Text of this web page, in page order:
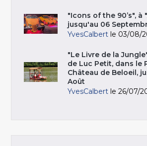
"Icons of the 90’s", à
jusqu'au 06
YvesCalbert le 03/08/
"Le Livre de la
de Luc Petit, dans le
Château de Beloeil,
Août
YvesCalbert le 26/07/